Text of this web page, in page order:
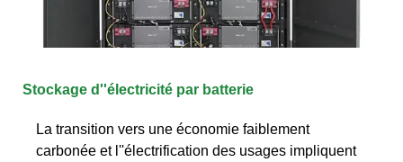
Stockage d''électricité par batterie
La transition vers une économie faiblement
carbonée et l''électrification des usages impliquent